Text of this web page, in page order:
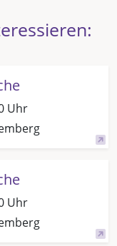
Uhr
Uhr